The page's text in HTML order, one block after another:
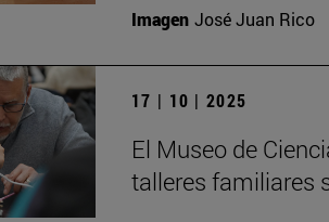
Imagen José Juan Rico
17 | 10 | 2025
El Museo de
talleres familiares